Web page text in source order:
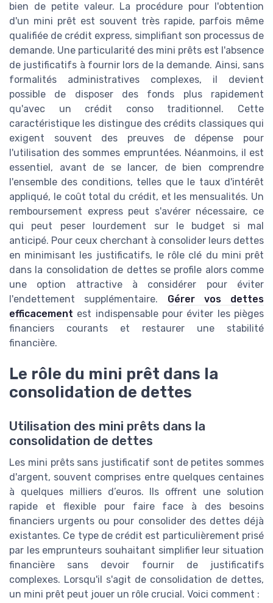
bien de petite valeur. La procédure pour l'obtention
d'un mini prêt est souvent très rapide, parfois même
qualifiée de crédit express, simplifiant son processus de
demande. Une particularité des mini prêts est l'absence
de justificatifs à fournir lors de la demande. Ainsi, sans
formalités administratives complexes, il devient
possible de disposer des fonds plus rapidement
qu'avec un crédit conso traditionnel. Cette
caractéristique les distingue des crédits classiques qui
exigent souvent des preuves de dépense pour
l'utilisation des sommes empruntées. Néanmoins, il est
essentiel, avant de se lancer, de bien comprendre
l'ensemble des conditions, telles que le taux d'intérêt
appliqué, le coût total du crédit, et les mensualités. Un
remboursement express peut s'avérer nécessaire, ce
qui peut peser lourdement sur le budget si mal
anticipé. Pour ceux cherchant à consolider leurs dettes
en minimisant les justificatifs, le rôle clé du mini prêt
dans la consolidation de dettes se profile alors comme
une option attractive à considérer pour éviter
l'endettement supplémentaire. Gérer vos dettes
efficacement est indispensable pour éviter les pièges
financiers courants et restaurer une stabilité
financière.
Le rôle du mini prêt dans la
consolidation de dettes
Utilisation des mini prêts dans la
consolidation de dettes
Les mini prêts sans justificatif sont de petites sommes
d'argent, souvent comprises entre quelques centaines
à quelques milliers d’euros. Ils offrent une solution
rapide et flexible pour faire face à des besoins
financiers urgents ou pour consolider des dettes déjà
existantes. Ce type de crédit est particulièrement prisé
par les emprunteurs souhaitant simplifier leur situation
financière sans devoir fournir de justificatifs
complexes. Lorsqu'il s'agit de consolidation de dettes,
un mini prêt peut jouer un rôle crucial. Voici comment :